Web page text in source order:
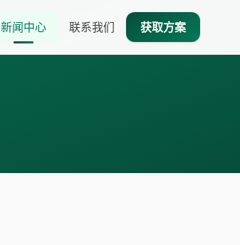
新闻中心 联系我们 获取方案